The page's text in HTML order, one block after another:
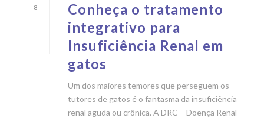
8
Conheça o tratamento
integrativo para
Insuficiência Renal em
gatos
Um dos maiores temores que perseguem os
tutores de gatos é o fantasma da insuficiência
renal aguda ou crônica. A DRC – Doença Renal